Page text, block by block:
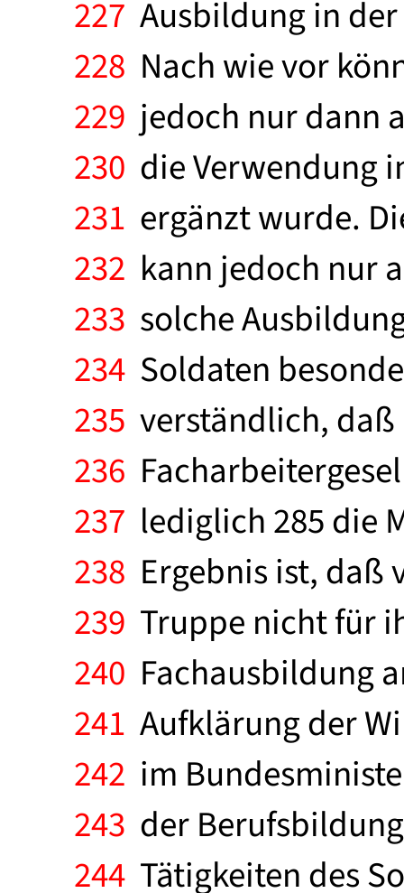
227 Ausbildung in
228 Nach wie vor
229 jedoch nur dann
230 die Verwendung
231 ergänzt wurde.
232 kann jedoch nur
233 solche
234 Soldaten
235 verständlich, daß
236
237 lediglich 285 die
238 Ergebnis ist, daß
239 Truppe nicht für
240 Fachausbildung
241 Aufklärung der
242 im
243 der
244 Tätigkeiten des